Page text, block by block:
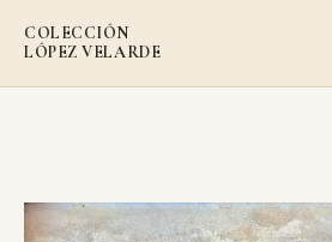
COLECCIÓN
LÓPEZ VELARDE